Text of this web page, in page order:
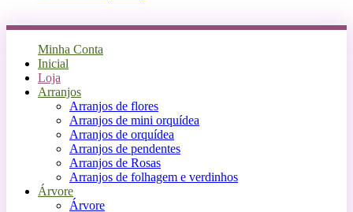
Minha Conta
Inicial
Loja
Arranjos
Arranjos de flores
Arranjos de mini orquídea
Arranjos de orquídea
Arranjos de pendentes
Arranjos de Rosas
Arranjos de folhagem e verdinhos
Árvore
Árvore